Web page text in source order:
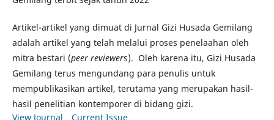
Artikel-artikel yang dimuat di Jurnal Gizi Husada Gemilang
adalah artikel yang telah melalui proses penelaahan oleh
mitra bestari (peer reviewers). Oleh karena itu, Gizi Husada
Gemilang terus mengundang para penulis untuk
mempublikasikan artikel, terutama yang merupakan hasil-
hasil penelitian kontemporer di bidang gizi.
View Journal
Current Issue